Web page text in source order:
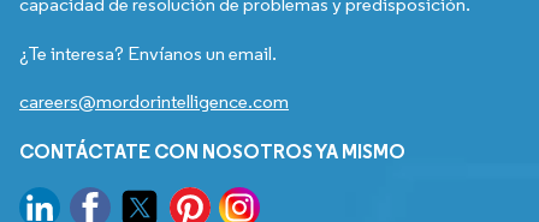
¿Te interesa? Envíanos un email.
careers@mordorintelligence.com
CONTÁCTATE CON NOSOTROS YA MISMO